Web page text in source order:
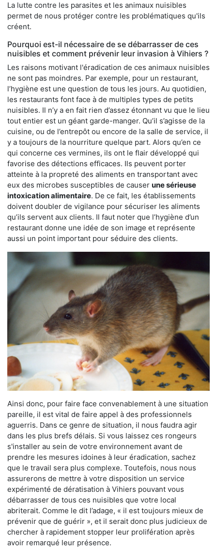
La lutte contre les parasites et les animaux nuisibles
permet de nous protéger contre les problématiques qu'ils
créent.
Pourquoi est-il nécessaire de se débarrasser de ces
nuisibles et comment prévenir leur invasion à Vihiers ?
Les raisons motivant l'éradication de ces animaux nuisibles
ne sont pas moindres. Par exemple, pour un restaurant,
l’hygiène est une question de tous les jours. Au quotidien,
les restaurants font face à de multiples types de petits
nuisibles. Il n’y a en fait rien d’assez étonnant vu que le lieu
tout entier est un géant garde-manger. Qu’il s’agisse de la
cuisine, ou de l’entrepôt ou encore de la salle de service, il
y a toujours de la nourriture quelque part. Alors qu’en ce
qui concerne ces vermines, ils ont le flair développé qui
favorise des détections efficaces. Ils peuvent porter
atteinte à la propreté des aliments en transportant avec
eux des microbes susceptibles de causer une sérieuse
intoxication alimentaire. De ce fait, les établissements
doivent doubler de vigilance pour sécuriser les aliments
qu’ils servent aux clients. Il faut noter que l’hygiène d’un
restaurant donne une idée de son image et représente
aussi un point important pour séduire des clients.
Ainsi donc, pour faire face convenablement à une situation
pareille, il est vital de faire appel à des professionnels
aguerris. Dans ce genre de situation, il nous faudra agir
dans les plus brefs délais. Si vous laissez ces rongeurs
s'installer au sein de votre environnement avant de
prendre les mesures idoines à leur éradication, sachez
que le travail sera plus complexe. Toutefois, nous nous
assurerons de mettre à votre disposition un service
expérimenté de dératisation à Vihiers pouvant vous
débarrasser de tous ces nuisibles que votre local
abriterait. Comme le dit l’adage, « il est toujours mieux de
prévenir que de guérir », et il serait donc plus judicieux de
chercher à rapidement stopper leur prolifération après
avoir remarqué leur présence.